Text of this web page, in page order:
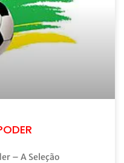
– A Seleção